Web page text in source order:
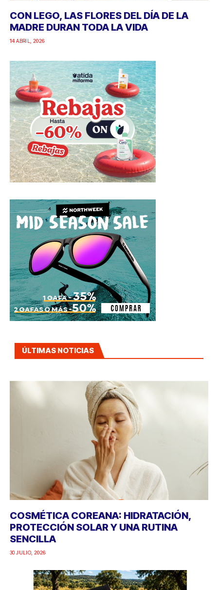
CON LEGO, LAS FLORES DEL DÍA DE LA
MADRE DURAN TODA LA VIDA
14 ABRIL, 2026
ÚLTIMAS NOTICIAS
COSMÉTICA COREANA: HIDRATACIÓN,
PROTECCIÓN SOLAR Y UNA RUTINA
SENCILLA
30 JULIO, 2026